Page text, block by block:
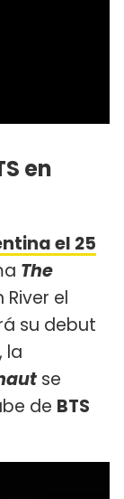
en
el 25
The
River el
su debut
la
se
de BTS